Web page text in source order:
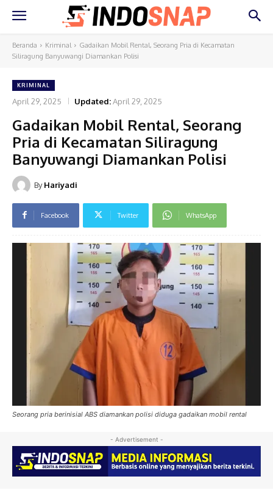
Beranda Kriminal
Gadaikan Mobil Rental, Seorang Pria di Kecamatan
Siliragung Banyuwangi Diamankan Polisi
KRIMINAL
April 29, 2025 Updated:April 29, 2025
Gadaikan Mobil Rental, Seorang
Pria di Kecamatan Siliragung
Banyuwangi Diamankan Polisi
By Hariyadi
Facebook Twitter WhatsApp
Seorang pria berinisial ABS diamankan polisi diduga gadaikan mobil rental
- Advertisement -